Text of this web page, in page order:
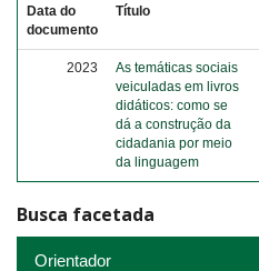
Data do
documento
Título
2023
As temáticas sociais
veiculadas em livros
didáticos: como se
dá a construção da
cidadania por meio
da linguagem
Busca facetada
Orientador